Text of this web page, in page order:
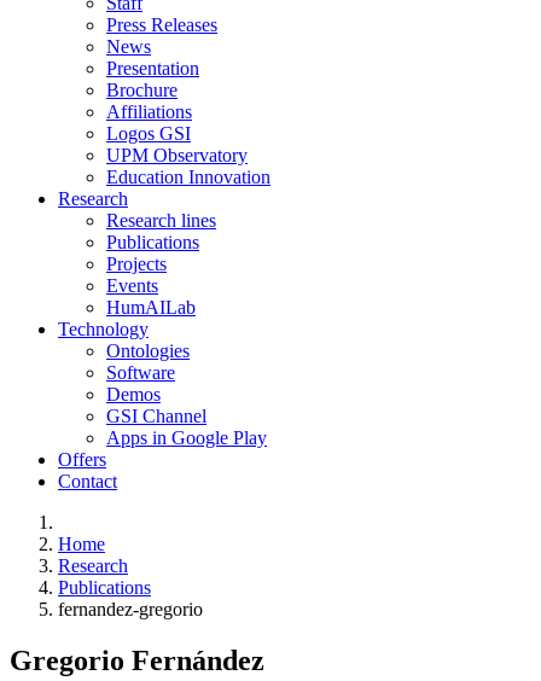
Press Releases
News
Presentation
Brochure
Affiliations
Logos GSI
UPM Observatory
Education Innovation
Research
Research lines
Publications
Projects
Events
HumAILab
Technology
Ontologies
Software
Demos
GSI Channel
Apps in Google Play
Offers
Contact
Home
Research
Publications
fernandez-gregorio
Gregorio Fernández